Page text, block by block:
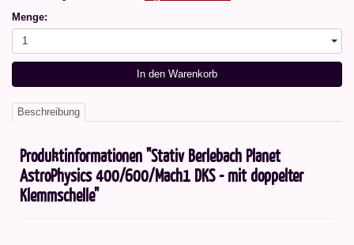
Menge:
1
In den Warenkorb
Beschreibung
Produktinformationen "Stativ Berlebach Planet
AstroPhysics 400/600/Mach1 DKS - mit doppelter
Klemmschelle"